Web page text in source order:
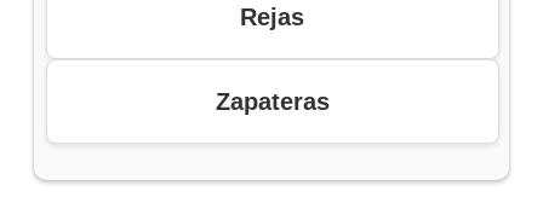
Rejas
Zapateras